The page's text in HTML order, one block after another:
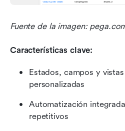
Fuente de la imagen:
Características clave:
Estados, campos y
personalizadas
Automatización
repetitivos